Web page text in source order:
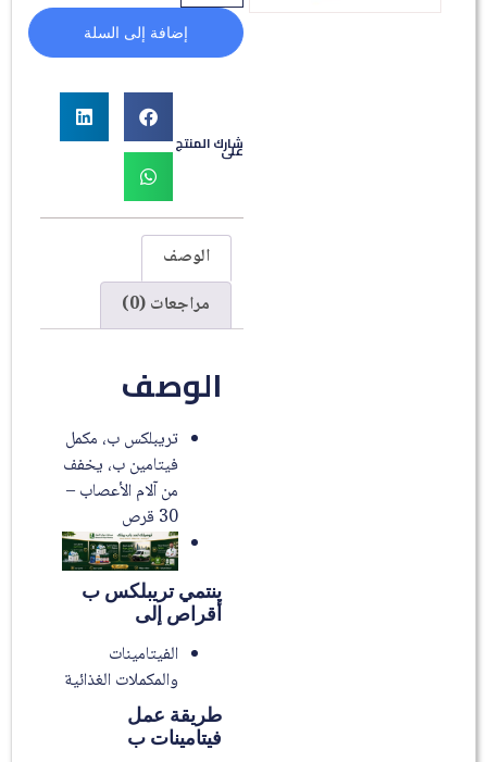
إضافة إلى السلة
شارك المنتج
على
الوصف
مراجعات (0)
الوصف
تريبلكس ب، مكمل
فيتامين ب، يخفف
من آلام الأعصاب –
30 قرص
ينتمي تريبلكس ب
أقراص إلى
الفيتامينات
والمكملات الغذائية
طريقة عمل
فيتامينات ب